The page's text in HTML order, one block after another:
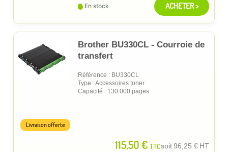
En stock ACHETER >
Brother BU330CL - Courroie de
transfert
Référence : BU330CL
Type : Accessoires toner
Capacité : 130 000 pages
115,50 € TTCsoit96,25 € HT
Livraison offerte